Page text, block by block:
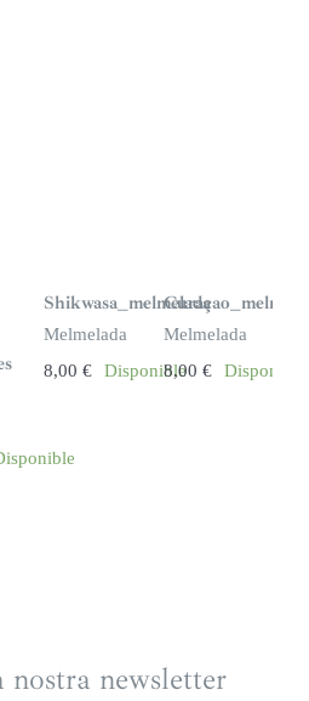
Shikwasa_melmelada
Melmelada
8,00 € Disponible
Melmelada
8,00€ Disponible
newsletter